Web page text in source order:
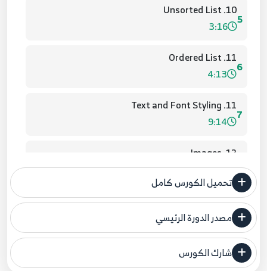
5
10. Unsorted List
3:16
6
11. Ordered List
4:13
7
11. Text and Font Styling
9:14
12. Images
5:39
9
12. Positioning
10:00
10
13. Floating Elements
3:18
تحميل الكورس كامل
مصدر الدورة الرئيسي
فنحن لا ندعي ملكية أي دورة ولهذا نضع المصدر الأصلي لكم
شارك الكورس